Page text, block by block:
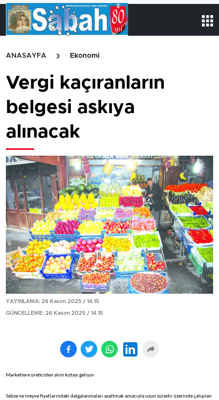
ANASAYFA Ekonomi
Vergi kaçıranların
belgesi askıya
alınacak
YAYINLAMA: 26 Kasım 2025 / 14.15
GÜNCELLEME: 26 Kasım 2025 / 14.15
Marketlere üreticiden alım kotası geliyor
Sebze ve meyve fiyatlarındaki dalgalanmaları azaltmak amacıyla uzun süredir üzerinde çalışılan